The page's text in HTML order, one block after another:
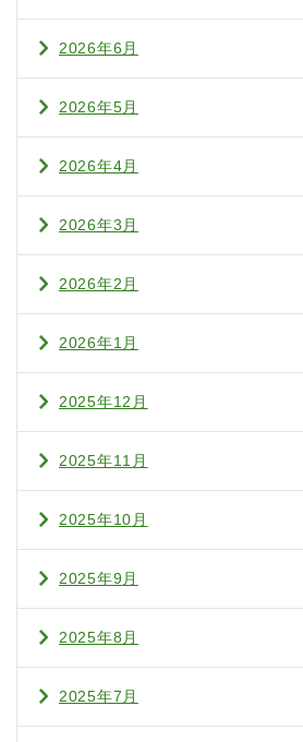
2026年6月
2026年5月
2026年4月
2026年3月
2026年2月
2026年1月
2025年12月
2025年11月
2025年10月
2025年9月
2025年8月
2025年7月